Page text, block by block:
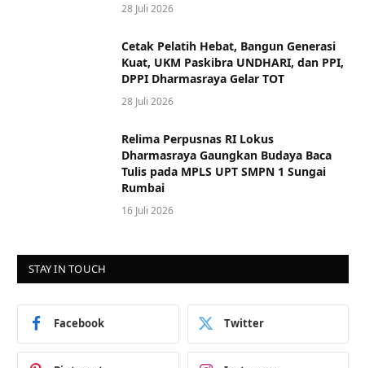
28 Juli 2026
Cetak Pelatih Hebat, Bangun Generasi
Kuat, UKM Paskibra UNDHARI, dan PPI,
DPPI Dharmasraya Gelar TOT
28 Juli 2026
Relima Perpusnas RI Lokus
Dharmasraya Gaungkan Budaya Baca
Tulis pada MPLS UPT SMPN 1 Sungai
Rumbai
16 Juli 2026
STAY IN TOUCH
Facebook Twitter